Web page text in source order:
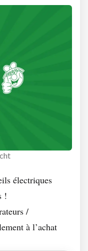
électriques
!
/
à l’achat